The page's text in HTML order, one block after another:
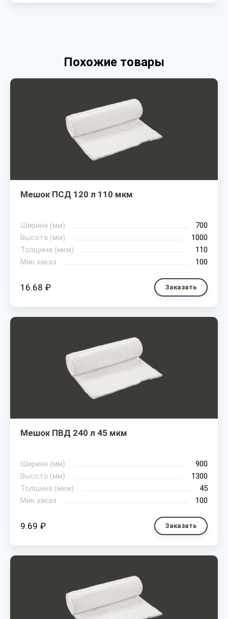
Похожие товары
Мешок ПСД 120 л 110 мкм
Ширина (мм)
700
Высота (мм)
1000
Толщина (мкм)
110
Мин.заказ
100
16.68 ₽ Заказать
Мешок ПВД 240 л 45 мкм
Ширина (мм)
900
Высота (мм)
1300
Толщина (мкм)
45
Мин.заказ
100
9.69 ₽ Заказать